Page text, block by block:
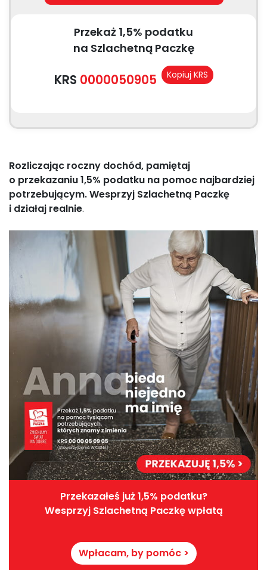
Przekaż 1,5% podatku
na Szlachetną Paczkę
KRS 0000050905 Kopiuj KRS
Rozliczając roczny dochód, pamiętaj
o przekazaniu 1,5% podatku na pomoc najbardziej
potrzebującym. Wesprzyj Szlachetną Paczkę
i działaj realnie.
Przekazałeś już 1,5% podatku?
Wesprzyj Szlachetną Paczkę wpłatą
Wpłacam, by pomóc >